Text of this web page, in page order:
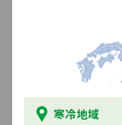
寒冷地域